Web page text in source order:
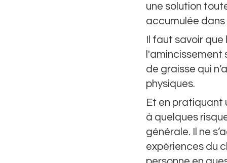
une solution
accumulée dans
Il faut savoir
l'amincissement
de graisse qui
physiques.
Et en pratiquant
à quelques
générale. Il ne
expériences du